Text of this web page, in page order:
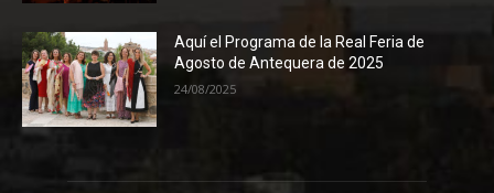
Aquí el Programa de la Real Feria de
Agosto de Antequera de 2025
24/08/2025